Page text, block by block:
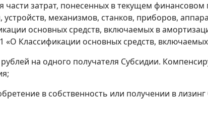
затрат, понесенных в текущем
механизмов, станков, приборов,
основных средств, включаемых в
«О Классификации основных средств,
на одного получателя Субсидии.
в собственность или получении в